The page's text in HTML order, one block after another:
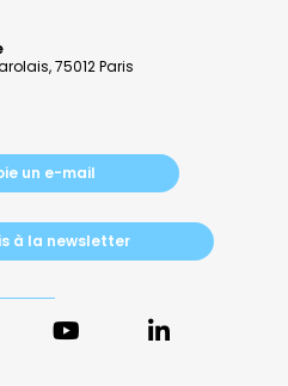
75012 Paris
un e-mail
à la newsletter